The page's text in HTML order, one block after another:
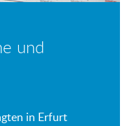
und
in Erfurt